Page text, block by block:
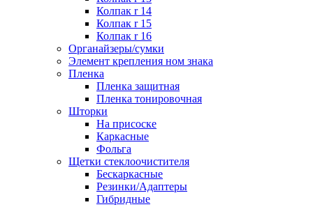
Колпак r 14
Колпак r 15
Колпак r 16
Органайзеры/сумки
Элемент крепления ном знака
Пленка
Пленка защитная
Пленка тонировочная
Шторки
На присоске
Каркасные
Фольга
Щетки стеклоочистителя
Бескаркасные
Резинки/Адаптеры
Гибридные